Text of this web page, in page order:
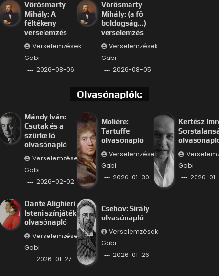
Vörösmarty
Mihály: A
féltékeny
verselemzés
Verselemzések
Gabi
2026-08-06
Vörösmarty
Mihály: (a fő
boldogság…)
verselemzés
Verselemzések
Gabi
2026-08-05
Olvasónaplók:
Mándy Iván:
Csutak és a
szürke ló
olvasónapló
Verselemzések
Gabi
2026-02-02
Moliére:
Tartuffe
olvasónapló
Verselemzések
Gabi
2026-01-30
Kertész
Gabi
2026-
Dante Alighieri –
Isteni színjáték
olvasónapló
Verselemzések
Gabi
2026-01-27
Csehov: Sirály
olvasónapló
Verselemzések
Gabi
2026-01-26